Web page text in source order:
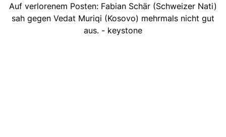
Auf verlorenem Posten: Fabian Schär (Schweizer Nati)
sah gegen Vedat Muriqi (Kosovo) mehrmals nicht gut
aus. - keystone